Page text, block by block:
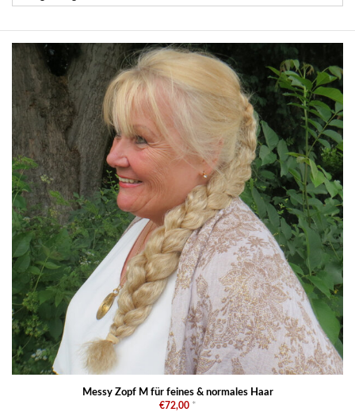
Messy Zopf M für feines & normales Haar
€72,00 *